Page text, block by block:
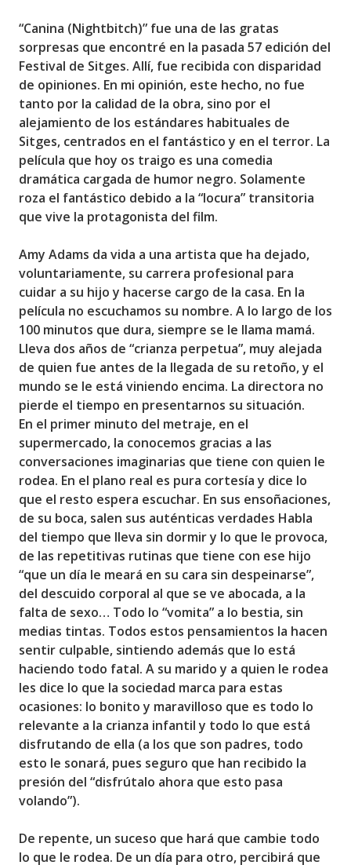
“Canina (Nightbitch)” fue una de las gratas
sorpresas que encontré en la pasada 57 edición del
Festival de Sitges. Allí, fue recibida con disparidad
de opiniones. En mi opinión, este hecho, no fue
tanto por la calidad de la obra, sino por el
alejamiento de los estándares habituales de
Sitges, centrados en el fantástico y en el terror. La
película que hoy os traigo es una comedia
dramática cargada de humor negro. Solamente
roza el fantástico debido a la “locura” transitoria
que vive la protagonista del film.
Amy Adams da vida a una artista que ha dejado,
voluntariamente, su carrera profesional para
cuidar a su hijo y hacerse cargo de la casa. En la
película no escuchamos su nombre. A lo largo de los
100 minutos que dura, siempre se le llama mamá.
Lleva dos años de “crianza perpetua”, muy alejada
de quien fue antes de la llegada de su retoño, y el
mundo se le está viniendo encima. La directora no
pierde el tiempo en presentarnos su situación.
En el primer minuto del metraje, en el
supermercado, la conocemos gracias a las
conversaciones imaginarias que tiene con quien le
rodea. En el plano real es pura cortesía y dice lo
que el resto espera escuchar. En sus ensoñaciones,
de su boca, salen sus auténticas verdades Habla
del tiempo que lleva sin dormir y lo que le provoca,
de las repetitivas rutinas que tiene con ese hijo
“que un día le meará en su cara sin despeinarse”,
del descuido corporal al que se ve abocada, a la
falta de sexo… Todo lo “vomita” a lo bestia, sin
medias tintas. Todos estos pensamientos la hacen
sentir culpable, sintiendo además que lo está
haciendo todo fatal. A su marido y a quien le rodea
les dice lo que la sociedad marca para estas
ocasiones: lo bonito y maravilloso que es todo lo
relevante a la crianza infantil y todo lo que está
disfrutando de ella (a los que son padres, todo
esto le sonará, pues seguro que han recibido la
presión del “disfrútalo ahora que esto pasa
volando”).
De repente, un suceso que hará que cambie todo
lo que le rodea. De un día para otro, percibirá que